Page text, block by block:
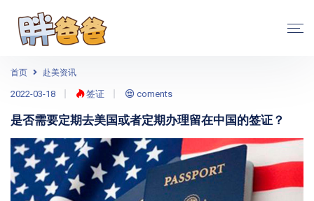
首页 赴美资讯
2022-03-18 签证 coments
是否需要定期去美国或者定期办理留在中国的签证？